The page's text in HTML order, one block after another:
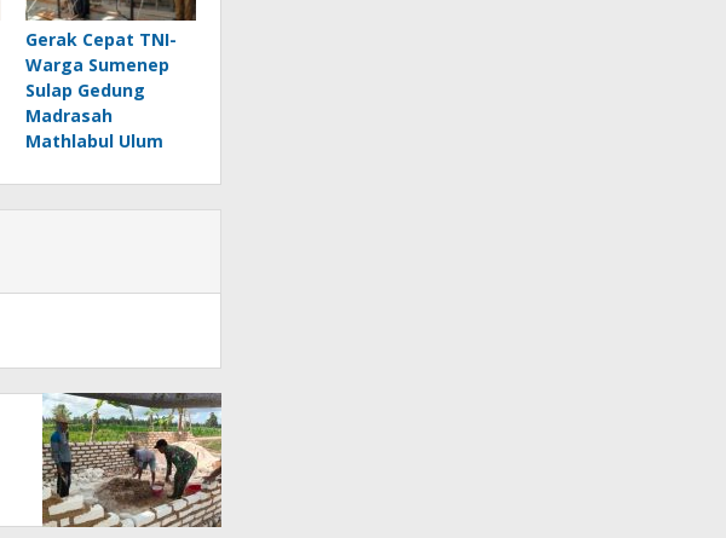
Gerak Cepat TNI-
Warga Sumenep
Sulap Gedung
Madrasah
Mathlabul Ulum